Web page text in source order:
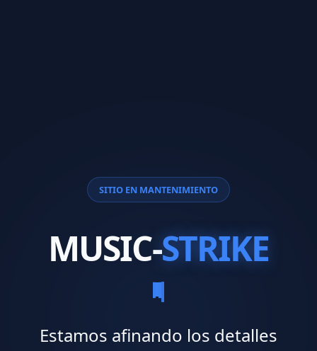
SITIO EN MANTENIMIENTO
MUSIC-STRIKE
Estamos afinando los detalles